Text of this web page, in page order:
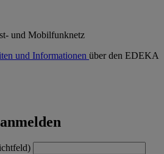
und Mobilfunknetz
und Informationen über den EDEKA